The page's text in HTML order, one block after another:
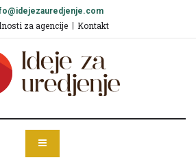
za agencije Kontakt